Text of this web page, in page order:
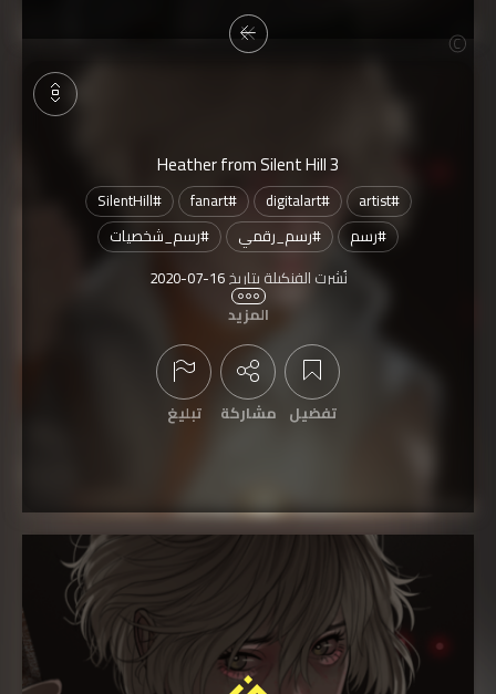
Heather from Silent Hill 3
#
artist
#
digitalart
#
fanart
#
SilentHill
#رسم #رسم_رقمي #رسم_شخصيات
نُشرت الفنكيلة بتاريخ2020-07-16
تمّت مشاهدتها2,259المزيد
تفضيل مشاركة تبليغ
عرض التعليقات